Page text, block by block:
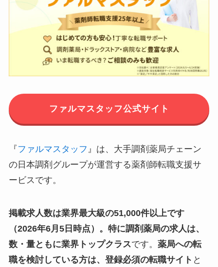
ファルマスタッフ公式サイト
『 ファルマスタッフ 』は、大手調剤薬局チェーン
の日本調剤グループが運営する薬剤師転職支援サ
ービスです。
掲載求人数は業界最大級の51,000件以上です
（2026年6月5日時点）。特に調剤薬局の求人は、
数・量ともに業界トップクラスです。 薬局への転
職を検討している方は、登録必須の転職サイト と